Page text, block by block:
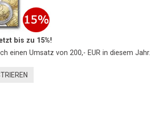
bis zu 15%!
einen Umsatz von 200,- EUR in diesem Jahr.